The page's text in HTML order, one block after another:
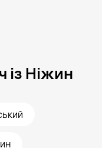
із Ніжин